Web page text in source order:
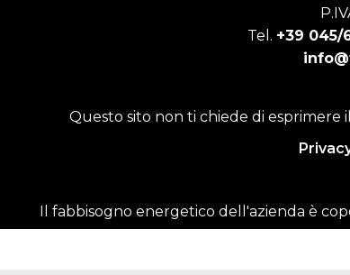
Tel. +39
Questo sito non ti chiede di esprimere
Il fabbisogno energetico dell'azienda è